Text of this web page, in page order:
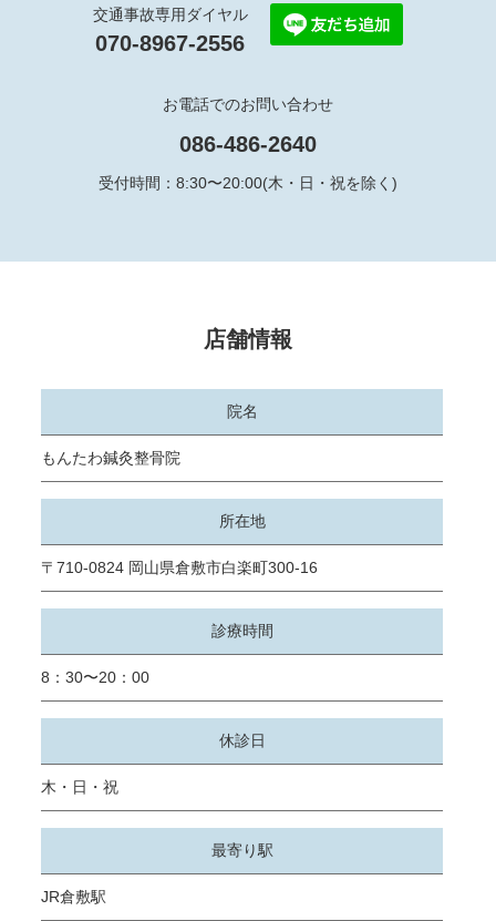
交通事故専⽤ダイヤル
070-8967-2556
お電話でのお問い合わせ
086-486-2640
受付時間：8:30〜20:00(⽊・⽇・祝を除く)
店舗情報
院名
もんたわ鍼灸整⾻院
所在地
〒710-0824 岡⼭県倉敷市⽩楽町300-16
診療時間
8：30〜20：00
休診⽇
⽊・⽇・祝
最寄り駅
JR倉敷駅